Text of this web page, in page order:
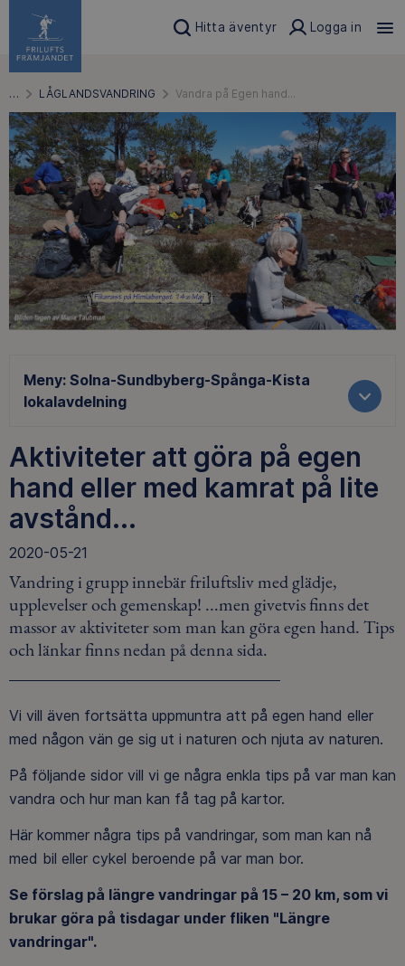
Hitta äventyr Logga in
… LÅGLANDSVANDRING Vandra på Egen hand...
Meny: Solna-Sundbyberg-Spånga-Kista
lokalavdelning
Aktiviteter att göra på egen
hand eller med kamrat på lite
avstånd...
2020-05-21
Vandring i grupp innebär friluftsliv med glädje,
upplevelser och gemenskap! ...men givetvis finns det
massor av aktiviteter som man kan göra egen hand. Tips
och länkar finns nedan på denna sida.
Vi vill även fortsätta uppmuntra att på egen hand eller
med någon vän ge sig ut i naturen och njuta av naturen.
På följande sidor vill vi ge några enkla tips på var man kan
vandra och hur man kan få tag på kartor.
Här kommer några tips på vandringar, som man kan nå
med bil eller cykel beroende på var man bor.
Se förslag på längre vandringar på 15 – 20 km, som vi
brukar göra på tisdagar under fliken "Längre
vandringar".